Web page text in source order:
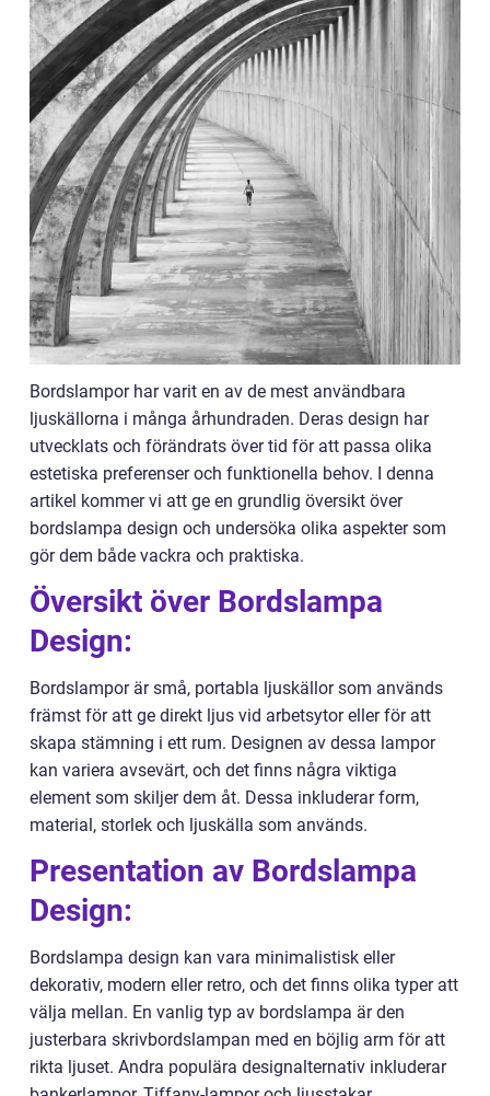
Bordslampor har varit en av de mest användbara
ljuskällorna i många århundraden. Deras design har
utvecklats och förändrats över tid för att passa olika
estetiska preferenser och funktionella behov. I denna
artikel kommer vi att ge en grundlig översikt över
bordslampa design och undersöka olika aspekter som
gör dem både vackra och praktiska.
Översikt över Bordslampa
Design:
Bordslampor är små, portabla ljuskällor som används
främst för att ge direkt ljus vid arbetsytor eller för att
skapa stämning i ett rum. Designen av dessa lampor
kan variera avsevärt, och det finns några viktiga
element som skiljer dem åt. Dessa inkluderar form,
material, storlek och ljuskälla som används.
Presentation av Bordslampa
Design:
Bordslampa design kan vara minimalistisk eller
dekorativ, modern eller retro, och det finns olika typer att
välja mellan. En vanlig typ av bordslampa är den
justerbara skrivbordslampan med en böjlig arm för att
rikta ljuset. Andra populära designalternativ inkluderar